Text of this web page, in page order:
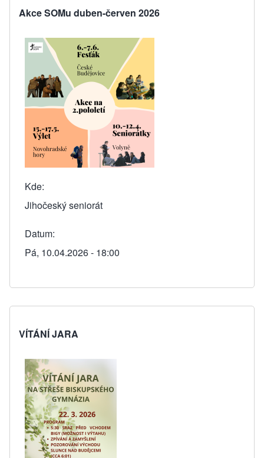
Akce SOMu duben-červen 2026
Kde
Jihočeský seniorát
Datum
Pá, 10.04.2026 - 18:00
VÍTÁNÍ JARA